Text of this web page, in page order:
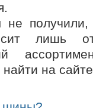
не
найти на